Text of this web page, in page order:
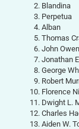
Blandina
Perpetua
Alban
Thomas
John Owen
Jonathan
George
Robert
Florence
Dwight L.
Charles
Aiden W.